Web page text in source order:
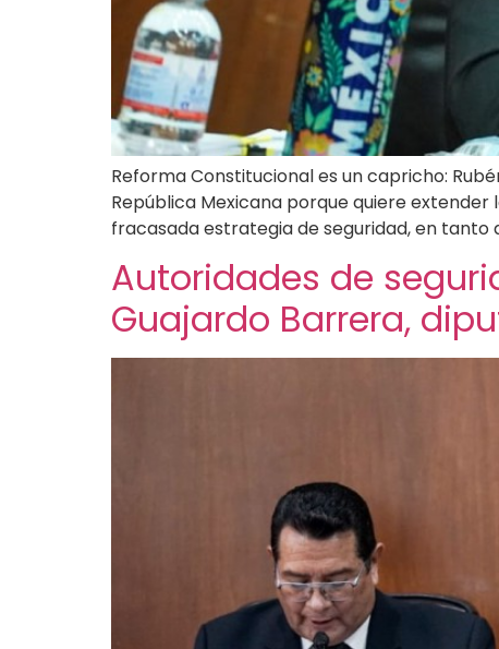
Reforma Constitucional es un capricho:
República Mexicana porque quiere
fracasada estrategia de seguridad, en
Autoridades de
Guajardo Barrera,